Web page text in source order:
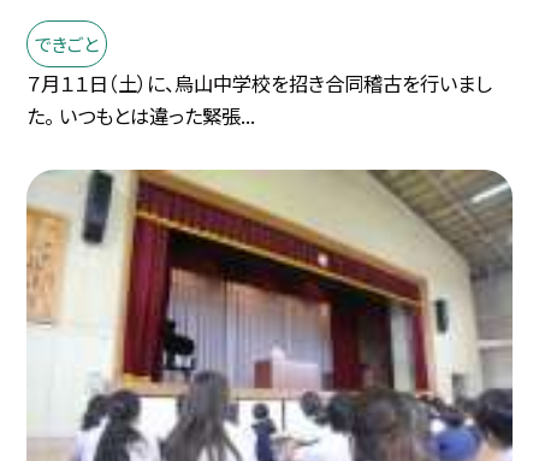
できごと
７月１１日（土）に、烏山中学校を招き合同稽古を行いまし
た。 いつもとは違った緊張...